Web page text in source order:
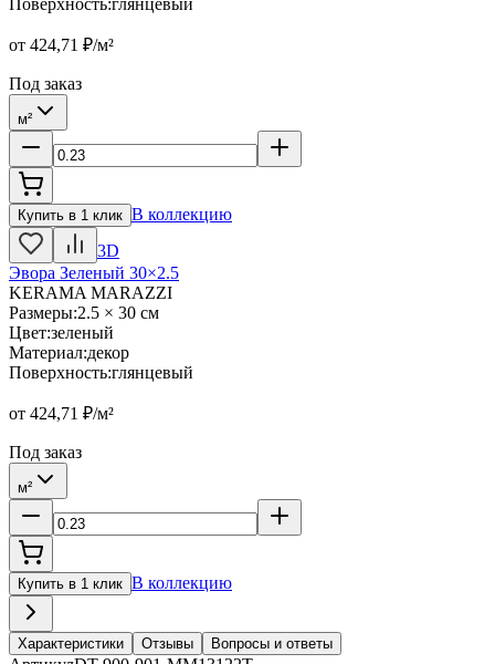
от 424,71 ₽/м²
Под заказ
м²
Купить в 1 клик В коллекцию
3D
Эвора Зеленый 30×2.5
KERAMA MARAZZI
Размеры:2.5 × 30 см
Цвет:зеленый
Материал:декор
Поверхность:глянцевый
от 424,71 ₽/м²
Под заказ
м²
Купить в 1 клик В коллекцию
Характеристики Отзывы Вопросы и ответы